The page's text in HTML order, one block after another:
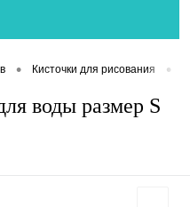
• Кисточки для рисования •
воды размер S